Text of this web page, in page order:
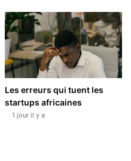
Les erreurs qui tuent les
startups africaines
1 jour il y a